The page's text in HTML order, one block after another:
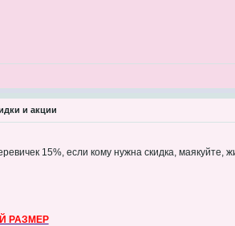
и акции
15%, если кому нужна скидка, маякуйте,
РАЗМЕР